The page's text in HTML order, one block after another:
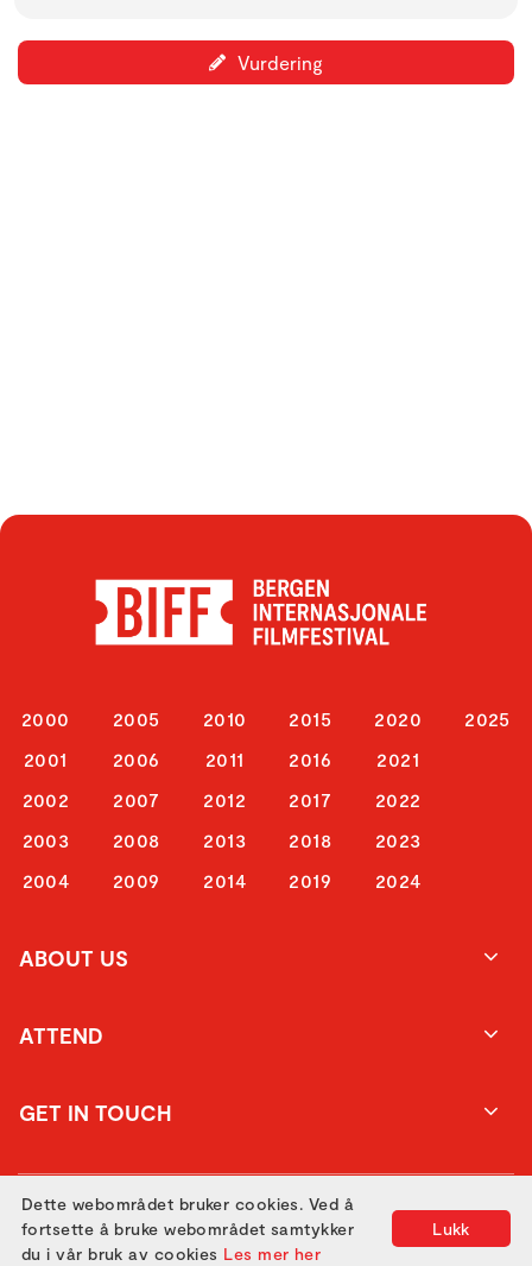
Vurdering
2000
2001
2002
2003
2004
2005
2006
2007
2008
2009
2010
2011
2012
2013
2014
2015
2016
2017
2018
2019
2020
2021
2022
2023
2024
2025
ABOUT US
ATTEND
GET IN TOUCH
Lukk
Dette webområdet bruker cookies. Ved å
fortsette å bruke webområdet samtykker
du i vår bruk av cookies Les mer her